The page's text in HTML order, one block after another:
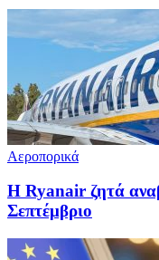
Αεροπορικά
Η Ryanair ζητά
Σεπτέμβριο